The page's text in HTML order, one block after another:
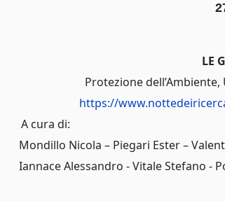
LE
Protezione
https://
A cura di:
Mondillo Nicola – Piegari Ester –
Iannace Alessandro - Vitale Stefano -